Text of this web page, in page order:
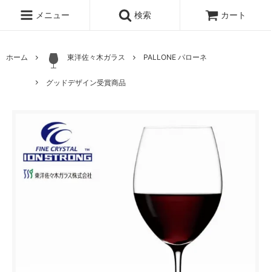
メニュー 検索 カート
ホーム 東洋佐々木ガラス PALLONE パローネ
グッドデザイン受賞商品